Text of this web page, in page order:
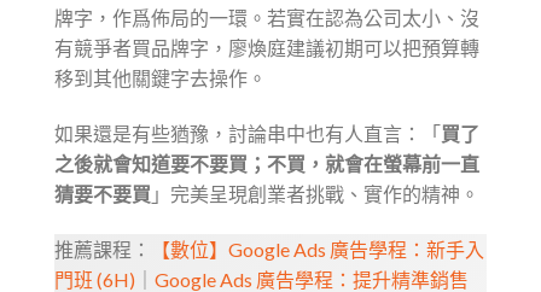
牌字，作爲佈局的一環。若實在認為公司太小、沒
有競爭者買品牌字，廖煥庭建議初期可以把預算轉
移到其他關鍵字去操作。
如果還是有些猶豫，討論串中也有人直言：「買了
之後就會知道要不要買；不買，就會在螢幕前一直
猜要不要買 」完美呈現創業者挑戰、實作的精神。
推薦課程：
【數位】Google Ads 廣告學程：新手入
門班 (6H)
Google Ads 廣告學程：提升精準銷售